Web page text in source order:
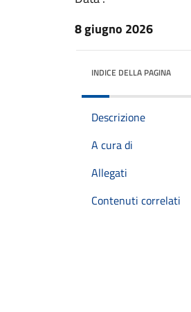
8 giugno 2026
INDICE DELLA PAGINA
Descrizione
A cura di
Allegati
Contenuti correlati